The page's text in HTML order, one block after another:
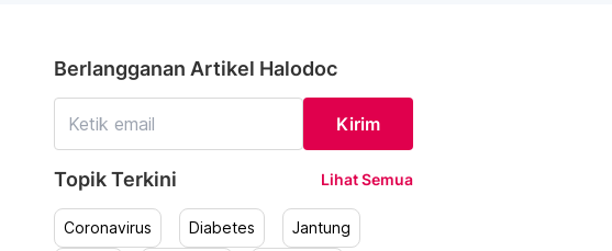
Berlangganan Artikel Halodoc
Kirim
Topik Terkini Lihat Semua
Coronavirus Diabetes Jantung